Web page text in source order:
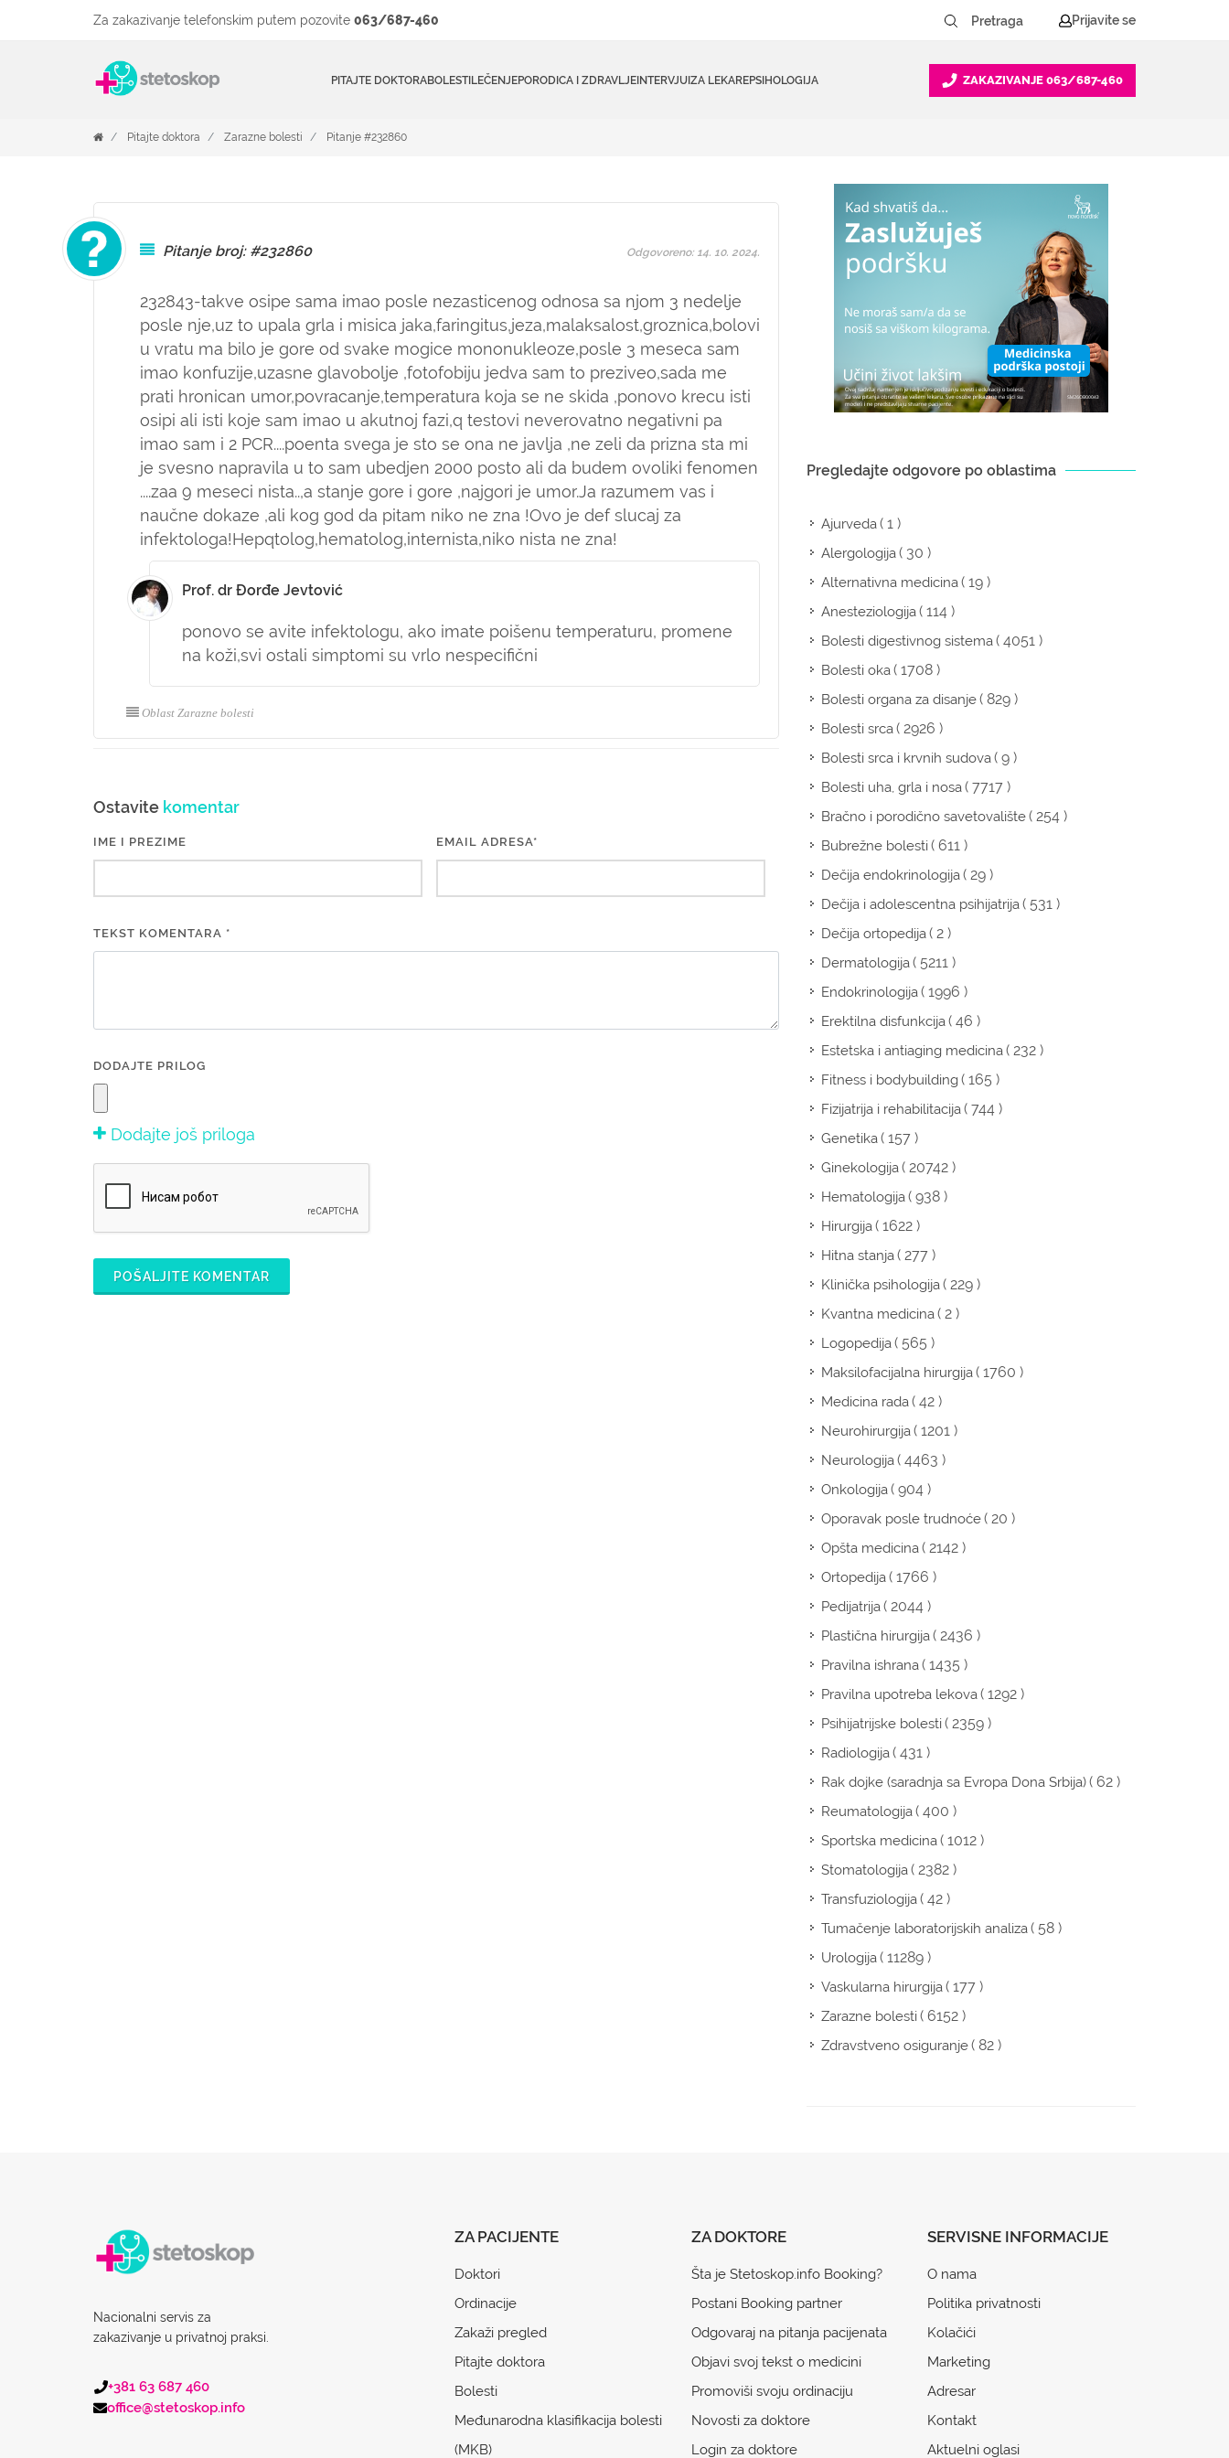
Za zakazivanje telefonskim putem pozovite 063/687-460 Prijavite se
PITAJTE DOKTORABOLESTILEČENJEPORODICA I ZDRAVLJEINTERVJUIZA LEKAREPSIHOLOGIJA ZAKAZIVANJE 063/687-460
Pitajte doktora Zarazne bolesti Pitanje #232860
Pitanje broj: #232860
232843-takve osipe sama imao posle nezasticenog odnosa sa njom 3 nedelje
posle nje,uz to upala grla i misica jaka,faringitus,jeza,malaksalost,groznica,bolovi
u vratu ma bilo je gore od svake mogice mononukleoze,posle 3 meseca sam
imao konfuzije,uzasne glavobolje ,fotofobiju jedva sam to preziveo,sada me
prati hronican umor,povracanje,temperatura koja se ne skida ,ponovo krecu isti
osipi ali isti koje sam imao u akutnoj fazi,q testovi neverovatno negativni pa
imao sam i 2 PCR....poenta svega je sto se ona ne javlja ,ne zeli da prizna sta mi
je svesno napravila u to sam ubedjen 2000 posto ali da budem ovoliki fenomen
....zaa 9 meseci nista..,a stanje gore i gore ,najgori je umor.Ja razumem vas i
naučne dokaze ,ali kog god da pitam niko ne zna !Ovo je def slucaj za
infektologa!Hepqtolog,hematolog,internista,niko nista ne zna!
Odgovoreno: 14. 10. 2024.
Prof. dr Đorđe Jevtović
ponovo se avite infektologu, ako imate poišenu temperaturu, promene
na koži,svi ostali simptomi su vrlo nespecifični
Oblast Zarazne bolesti
Ostavite komentar
IME I PREZIME EMAIL ADRESA*
TEKST KOMENTARA *
DODAJTE PRILOG
Dodajte još priloga
POŠALJITE KOMENTAR
Pregledajte odgovore po oblastima
Ajurveda( 1 )
Alergologija( 30 )
Alternativna medicina( 19 )
Anesteziologija( 114 )
Bolesti digestivnog sistema( 4051 )
Bolesti oka( 1708 )
Bolesti organa za disanje( 829 )
Bolesti srca( 2926 )
Bolesti srca i krvnih sudova( 9 )
Bolesti uha, grla i nosa( 7717 )
Bračno i porodično savetovalište( 254 )
Bubrežne bolesti( 611 )
Dečija endokrinologija( 29 )
Dečija i adolescentna psihijatrija( 531 )
Dečija ortopedija( 2 )
Dermatologija( 5211 )
Endokrinologija( 1996 )
Erektilna disfunkcija( 46 )
Estetska i antiaging medicina( 232 )
Fitness i bodybuilding( 165 )
Fizijatrija i rehabilitacija( 744 )
Genetika( 157 )
Ginekologija( 20742 )
Hematologija( 938 )
Hirurgija( 1622 )
Hitna stanja( 277 )
Klinička psihologija( 229 )
Kvantna medicina( 2 )
Logopedija( 565 )
Maksilofacijalna hirurgija( 1760 )
Medicina rada( 42 )
Neurohirurgija( 1201 )
Neurologija( 4463 )
Onkologija( 904 )
Oporavak posle trudnoće( 20 )
Opšta medicina( 2142 )
Ortopedija( 1766 )
Pedijatrija( 2044 )
Plastična hirurgija( 2436 )
Pravilna ishrana( 1435 )
Pravilna upotreba lekova( 1292 )
Psihijatrijske bolesti( 2359 )
Radiologija( 431 )
Rak dojke (saradnja sa Evropa Dona Srbija)( 62 )
Reumatologija( 400 )
Sportska medicina( 1012 )
Stomatologija( 2382 )
Transfuziologija( 42 )
Tumačenje laboratorijskih analiza( 58 )
Urologija( 11289 )
Vaskularna hirurgija( 177 )
Zarazne bolesti( 6152 )
Zdravstveno osiguranje( 82 )
Nacionalni servis za
zakazivanje u privatnoj praksi.
+381 63 687 460
office@stetoskop.info
ZA PACIJENTE
Doktori
Ordinacije
Zakaži pregled
Pitajte doktora
Bolesti
Međunarodna klasifikacija bolesti
(MKB)
ZA DOKTORE
Šta je Stetoskop.info Booking?
Postani Booking partner
Odgovaraj na pitanja pacijenata
Objavi svoj tekst o medicini
Promoviši svoju ordinaciju
Novosti za doktore
Login za doktore
SERVISNE INFORMACIJE
O nama
Politika privatnosti
Kolačići
Marketing
Adresar
Kontakt
Aktuelni oglasi